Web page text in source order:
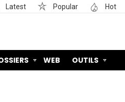
Latest Popular Hot
WEB OUTILS